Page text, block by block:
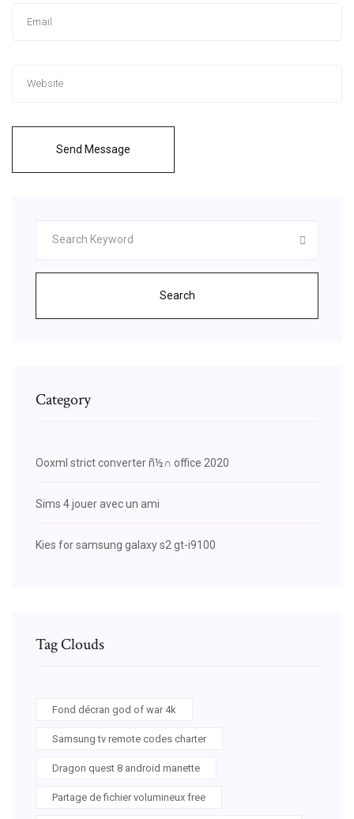
Send Message
Search
Category
Ooxml strict converter ñ½∩ office 2020
Sims 4 jouer avec un ami
Kies for samsung galaxy s2 gt-i9100
Tag Clouds
Fond décran god of war 4k
Samsung tv remote codes charter
Dragon quest 8 android manette
Partage de fichier volumineux free